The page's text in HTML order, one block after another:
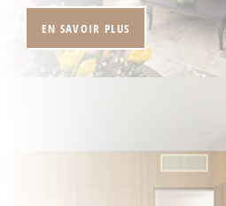
EN SAVOIR PLUS
ACCUEIL